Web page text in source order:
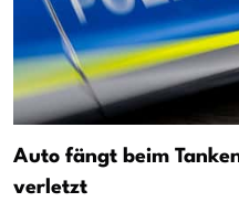
Auto fängt beim
verletzt